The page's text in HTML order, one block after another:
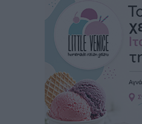
Γ.Σ. Διαγόρας: Εντατική
Ρίζου στις Ακαδημίες
πριν 3 ώρες
Εθνική Ανδρών: Ραντεβού
Αθλητικά• πριν 3 ώρες
ΕΠΟ: Απέσυρε τη στήριξή